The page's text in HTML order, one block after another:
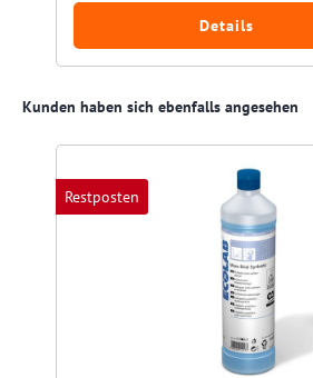
Details
Produktgalerie überspringen
Kunden haben sich ebenfalls angesehen
Restposten